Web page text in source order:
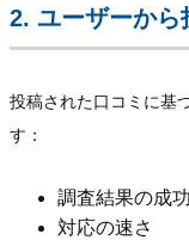
2. ユーザーから
投稿された口コミに基
す：
調査結果の成
対応の速さ